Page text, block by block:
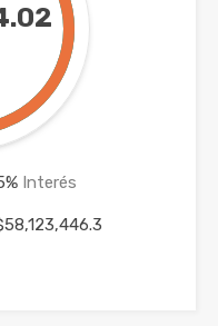
%Interés